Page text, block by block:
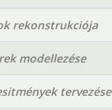
rekonstrukciója
modellezése
tervezése